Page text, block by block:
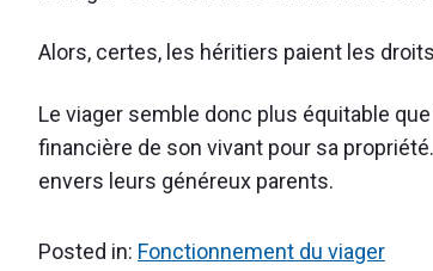
Alors, certes, les héritiers paient les
Le viager semble donc plus équitable
financière de son vivant pour sa
envers leurs généreux parents.
Posted in: Fonctionnement du viager